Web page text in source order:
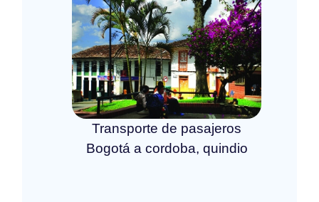
Transporte de pasajeros
Bogotá a cordoba, quindio